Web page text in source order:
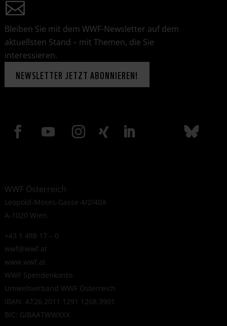
Bleiben Sie mit dem WWF-Newsletter auf dem
aktuellsten Stand – mit Themen, die Sie
interessieren.
NEWSLETTER JETZT ABONNIEREN!
WWF Österreich
Leopold-Moses-Gasse 4/2/40A
A-1020 Wien
+43 1 488 17 – 0
wwf@wwf.at
www.wwf.at
WWF Spendenkonto
Umweltverband WWF Österreich
IBAN: AT26 2011 1291 1268 3901
BIC: GIBAATWWXXX